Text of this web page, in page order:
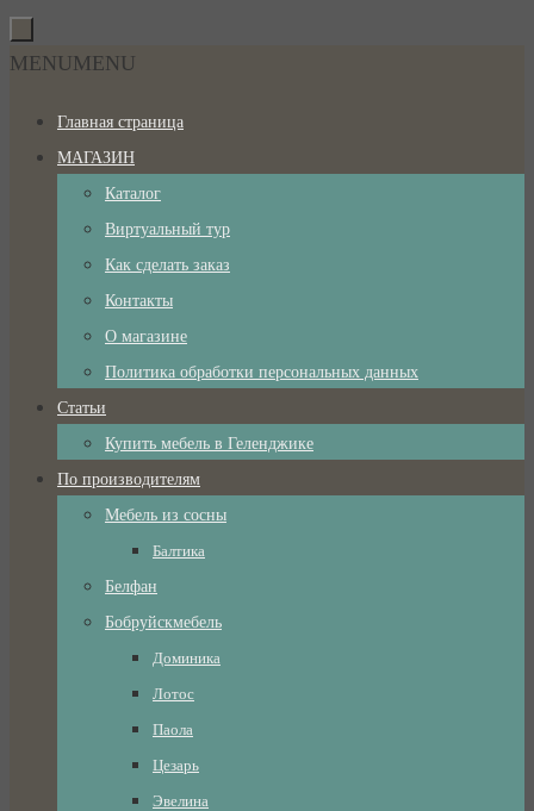
Перейти
к
Перейти
содержимому
MENUMENU
Главная страница
МАГАЗИН
Каталог
Виртуальный тур
Как сделать заказ
Контакты
О магазине
Политика обработки персональных данных
Статьи
Купить мебель в Геленджике
По производителям
Мебель из сосны
Балтика
Белфан
Бобруйскмебель
Доминика
Лотос
Паола
Цезарь
Эвелина